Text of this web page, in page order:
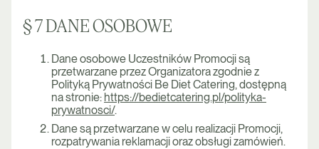
§ 7 DANE OSOBOWE
Dane osobowe Uczestników Promocji są
przetwarzane przez Organizatora zgodnie z
Polityką Prywatności Be Diet Catering, dostępną
na stronie: https://bedietcatering.pl/polityka-
prywatnosci/.
Dane są przetwarzane w celu realizacji Promocji,
rozpatrywania reklamacji oraz obsługi zamówień.